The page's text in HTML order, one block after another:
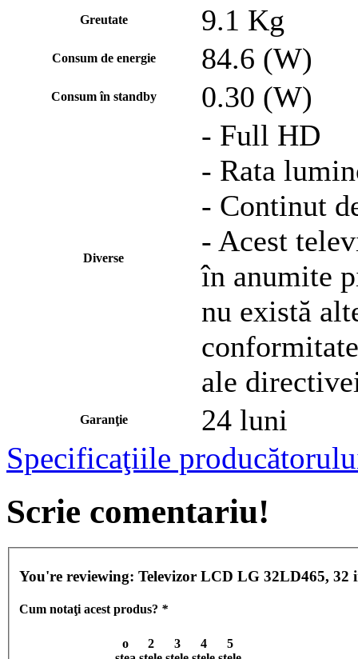
Greutate 9.1 Kg
Consum de energie 84.6 (W)
Consum în standby 0.30 (W)
Diverse
- Full HD
- Rata
- Continut
- Acest
în anumite
nu există
ale
Garanţie 24 luni
Specificaţiile
Scrie comentariu!
You're reviewing: Televizor LCD LG 32LD465, 32
Cum notaţi acest produs? *
o
2
3
4
5